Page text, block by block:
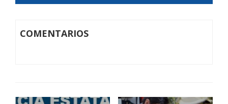
COMENTARIOS